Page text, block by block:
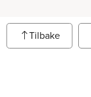
Tilbake